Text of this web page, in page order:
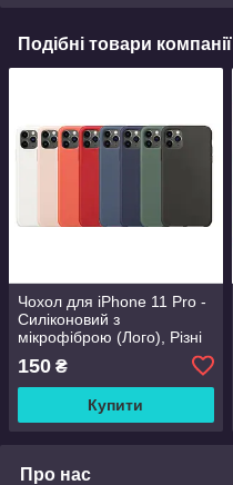
Подібні товари компанії
Чохол для iPhone 11 Pro -
Cиліконовий з
мікрофіброю (Лого), Різні
150 ₴
Купити
Про нас